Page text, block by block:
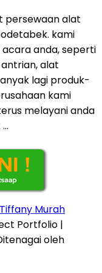
persewaan alat
kami
anda, seperti
alat
lagi produk-
kami
melayani anda
Murah
Portfolio |
oleh